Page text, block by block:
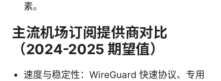
素。
主流机场订阅提供商对比
（2024-2025 期望值）
速度与稳定性：WireGuard 快速协议、专用